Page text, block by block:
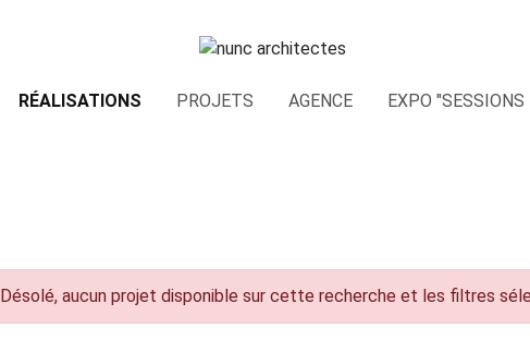
RÉALISATIONS PROJETS AGENCE EXPO "SESSIONS
Désolé, aucun projet disponible sur cette recherche et les filtres